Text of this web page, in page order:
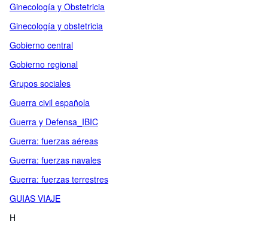
Ginecología y Obstetricia
Ginecología y obstetricia
Gobierno central
Gobierno regional
Grupos sociales
Guerra civil española
Guerra y Defensa_IBIC
Guerra: fuerzas aéreas
Guerra: fuerzas navales
Guerra: fuerzas terrestres
GUIAS VIAJE
H